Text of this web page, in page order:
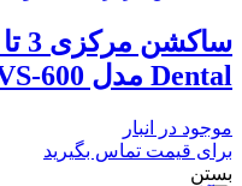
Dental مدل VS-600
موجود در انبار
برای قیمت تماس بگیرید
بستن